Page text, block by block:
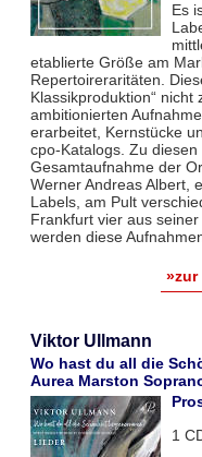
Es
etablierte Größe am
Repertoireraritäten.
Klassikproduktion“
ambitionierten
erarbeitet, Kernstücke
cpo-Katalogs. Zu
Gesamtaufnahme der
Werner Andreas Albert,
Labels, am Pult
Frankfurt vier aus
werden diese
»zur
Viktor Ullmann
Wo hast du all die
Aurea Marston
1